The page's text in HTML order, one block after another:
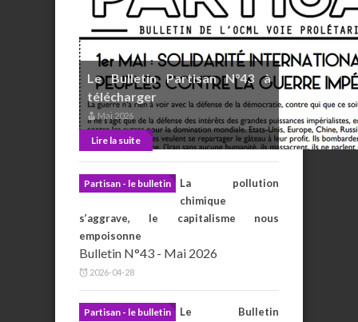
Le Bulletin Partisan N°43 à
télécharger
Mai 2026
Lire la suite
Partisan - le bulletin
La pollution
chimique
s’aggrave, le capitalisme nous
empoisonne
Bulletin N°43 - Mai 2026
2026-04-28
Partisan - le bulletin
Le Bulletin